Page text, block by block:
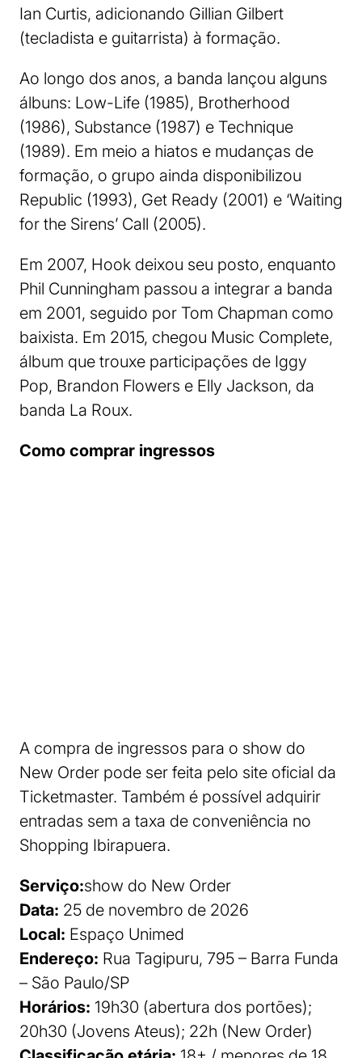
Ian Curtis, adicionando Gillian Gilbert
(tecladista e guitarrista) à formação.
Ao longo dos anos, a banda lançou alguns
álbuns: Low-Life (1985), Brotherhood
(1986), Substance (1987) e Technique
(1989). Em meio a hiatos e mudanças de
formação, o grupo ainda disponibilizou
Republic (1993), Get Ready (2001) e ‘Waiting
for the Sirens’ Call (2005).
Em 2007, Hook deixou seu posto, enquanto
Phil Cunningham passou a integrar a banda
em 2001, seguido por Tom Chapman como
baixista. Em 2015, chegou Music Complete,
álbum que trouxe participações de Iggy
Pop, Brandon Flowers e Elly Jackson, da
banda La Roux.
Como comprar ingressos
A compra de ingressos para o show do
New Order pode ser feita pelo site oficial da
Ticketmaster. Também é possível adquirir
entradas sem a taxa de conveniência no
Shopping Ibirapuera.
Serviço:show do New Order
Data: 25 de novembro de 2026
Local: Espaço Unimed
Endereço: Rua Tagipuru, 795 – Barra Funda
– São Paulo/SP
Horários: 19h30 (abertura dos portões);
20h30 (Jovens Ateus); 22h (New Order)